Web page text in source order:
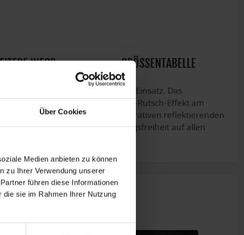
Über Cookies
Medien anbieten zu können
zu Ihrer Verwendung unserer
führen diese Informationen
die sie im Rahmen Ihrer Nutzung
INFOS GRÖSSENTABELLE
aus regeneriertem Polyamid zum Einsatz. Das
Silikonbeschichtung mit Anti-Rutsch-Effekt am
Die Tight ist mit dekorativen reflektierenden
mit hoher Bewegungsfreiheit auf allen